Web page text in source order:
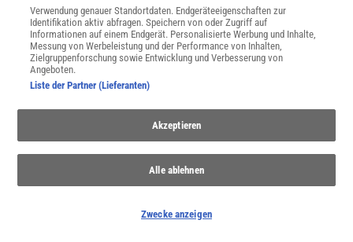
Spektrum.de-Newsletter abonnieren
JETZT ANMELDEN!
Sie können unsere Newsletter jederzeit wieder abbestellen. Infos zu unserem Umgang
mit Ihren personenbezogenen Daten finden Sie in unserer
Verwendung genauer Standortdaten. Endgeräteeigenschaften zur
Identifikation aktiv abfragen. Speichern von oder Zugriff auf
Informationen auf einem Endgerät. Personalisierte Werbung und Inhalte,
Messung von Werbeleistung und der Performance von Inhalten,
Zielgruppenforschung sowie Entwicklung und Verbesserung von
Angeboten.
Liste der Partner (Lieferanten)
Akzeptieren
Alle ablehnen
Zwecke anzeigen